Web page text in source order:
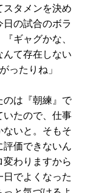
タメンを決め
の試合のボラ
ギャグかな、
て存在しない
ったりね」
のは『朝練』で
たので、仕事
いと。そもそ
価できないん
わりますから
でよくなった